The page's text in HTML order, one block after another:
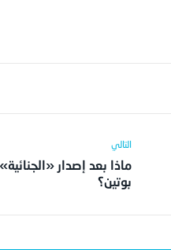
ماذا بعد إصدار
بوتين؟